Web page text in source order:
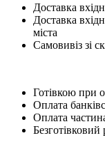
Доставка
Доставка
міста
Самовивіз зі
Готівкою при
Оплата
Оплата
Безготівковий